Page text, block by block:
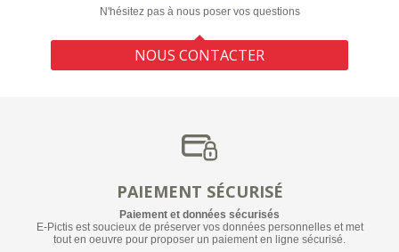
N'hésitez pas à nous poser vos questions
NOUS CONTACTER
PAIEMENT SÉCURISÉ
Paiement et données sécurisés
E-Pictis est soucieux de préserver vos données personnelles et met
tout en oeuvre pour proposer un paiement en ligne sécurisé.